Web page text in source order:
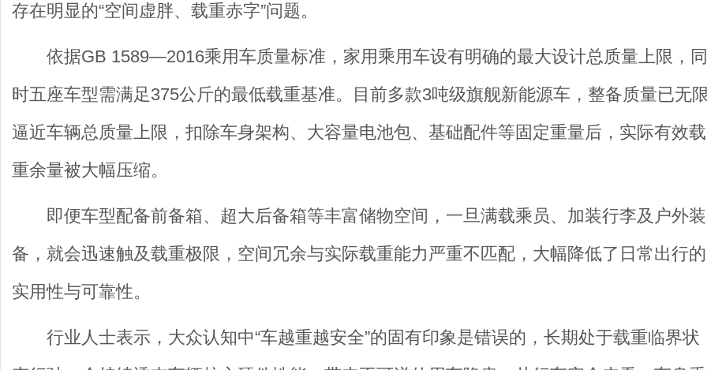
存在明显的“空间虚胖、载重赤字”问题。
依据GB 1589—2016乘用车质量标准，家用乘用车设有明确的最大设计总质量上限，同
时五座车型需满足375公斤的最低载重基准。目前多款3吨级旗舰新能源车，整备质量已无
逼近车辆总质量上限，扣除车身架构、大容量电池包、基础配件等固定重量后，实际有效载
重余量被大幅压缩。
即便车型配备前备箱、超大后备箱等丰富储物空间，一旦满载乘员、加装行李及户外装
备，就会迅速触及载重极限，空间冗余与实际载重能力严重不匹配，大幅降低了日常出行的
实用性与可靠性。
行业人士表示，大众认知中“车越重越安全”的固有印象是错误的，长期处于载重临界状